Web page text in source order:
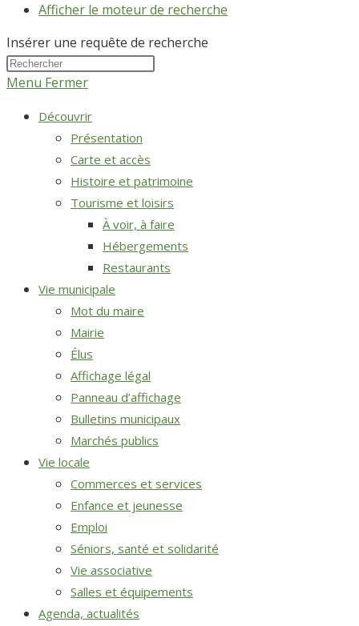
Afficher le moteur de recherche
Insérer une requête de recherche
Menu Fermer
Découvrir
Présentation
Carte et accès
Histoire et patrimoine
Tourisme et loisirs
À voir, à faire
Hébergements
Restaurants
Vie municipale
Mot du maire
Mairie
Élus
Affichage légal
Panneau d’affichage
Bulletins municipaux
Marchés publics
Vie locale
Commerces et services
Enfance et jeunesse
Emploi
Séniors, santé et solidarité
Vie associative
Salles et équipements
Agenda, actualités